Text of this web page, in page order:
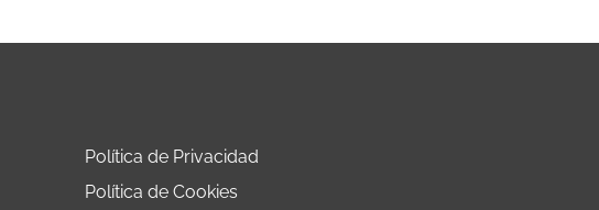
Política de Privacidad
Política de Cookies